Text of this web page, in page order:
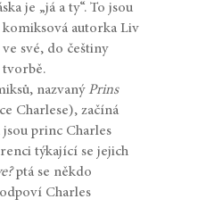
je „já a ty“. To jsou
komiksová autorka Liv
své, do češtiny
tvorbě.
nazvaný Prins
Charlese), začíná
princ Charles
týkající se jejich
ptá se někdo
Charles